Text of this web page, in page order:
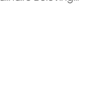
de zintuigen